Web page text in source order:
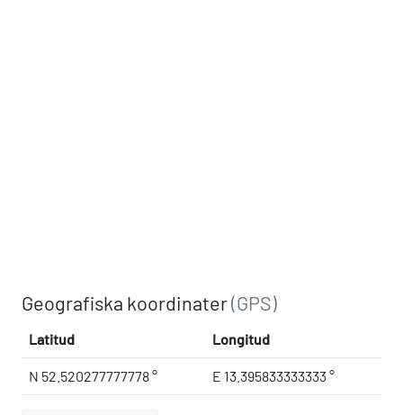
Geografiska koordinater(GPS)
Latitud Longitud
N 52.520277777778 ° E 13.395833333333 °